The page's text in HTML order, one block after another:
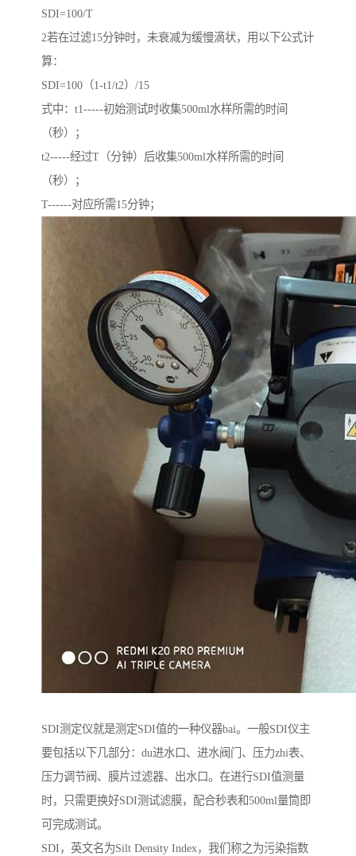
SDI=100/T
2若在过滤15分钟时，未衰减为缓慢滴状，用以下公式计
算：
SDI=100（1-t1/t2）/15
式中：t1-----初始测试时收集500ml水样所需的时间
（秒）；
t2-----经过T（分钟）后收集500ml水样所需的时间
（秒）；
T------对应所需15分钟；
SDI测定仪就是测定SDI值的一种仪器bai。一般SDI仪主
要包括以下几部分：du进水口、进水阀门、压力zhi表、
压力调节阀、膜片过滤器、出水口。在进行SDI值测量
时，只需更换好SDI测试滤膜，配合秒表和500ml量筒即
可完成测试。
SDI，英文名为Silt Density Index，我们称之为污染指数